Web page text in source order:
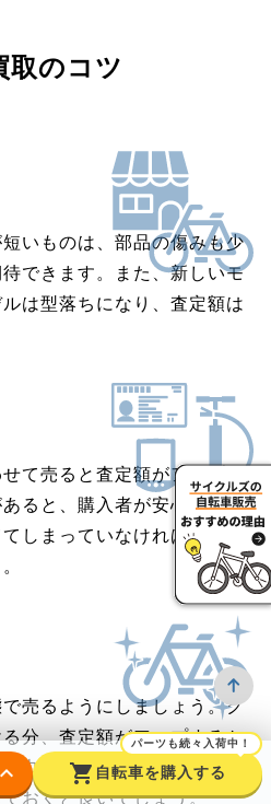
取のコツ
いものは、部品の傷みも少
できます。また、新しいモ
は型落ちになり、査定額は
て売ると査定額がアップし
ると、購入者が安心して買
しまっていなければ、そろ
売るようにしましょう。ク
分、査定額がアップするか
巾などで拭いておきましょ
おくと良いでしょう。
keyboard_arrow_down shopping_cart
パーツも続々入荷中！
自転車を購入する